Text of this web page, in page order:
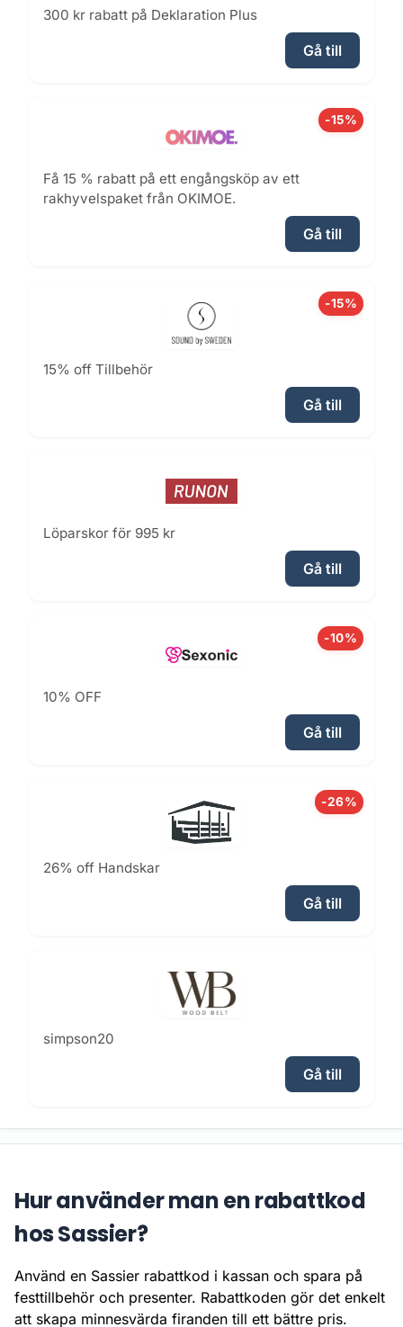
300 kr rabatt på Deklaration Plus
Gå till
-15%
Få 15 % rabatt på ett engångsköp av ett
rakhyvelspaket från OKIMOE.
Gå till
-15%
15% off Tillbehör
Gå till
Löparskor för 995 kr
Gå till
-10%
10% OFF
Gå till
-26%
26% off Handskar
Gå till
simpson20
Gå till
Hur använder man en rabattkod
hos Sassier?
Använd en Sassier rabattkod i kassan och spara på
festtillbehör och presenter. Rabattkoden gör det enkelt
att skapa minnesvärda firanden till ett bättre pris.